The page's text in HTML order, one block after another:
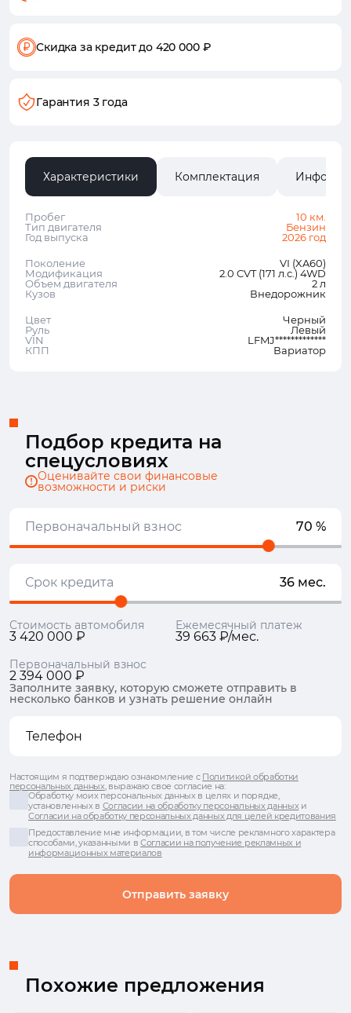
Скидка за кредитдо 420 000 ₽
Гарантия 3 года
Характеристики Комплектация
Пробег
10 км.
Тип двигателя
Бензин
Год выпуска
2026 год
Поколение
VI (XA60)
Модификация
2.0 CVT (171 л.с.) 4WD
Объем двигателя
2 л
Кузов
Внедорожник
Цвет
Черный
Руль
Левый
VIN
LFMJ*************
КПП
Вариатор
Подбор кредита на
спецусловиях
Оценивайте свои финансовые
возможности и риски
Первоначальный взнос 70 %
Срок кредита 36 мес.
Стоимость автомобиля
3 420 000 ₽
Ежемесячный платеж
39 663 ₽/мес.
Первоначальный взнос
2 394 000 ₽
Заполните заявку, которую сможете отправить в
несколько банков и узнать решение онлайн
Отправить заявку
Настоящим я подтверждаю ознакомление с Политикой обработки
персональных данных, выражаю свое согласие на:
Обработку моих персональных данных в целях и порядке,
установленных в Согласии на обработку персональных данныхи
Согласии на обработку персональных данных для целей кредитования
Предоставление мне информации, в том числе рекламного характера
способами, указанными вСогласии на получение рекламных и
информационных материалов
Похожие предложения